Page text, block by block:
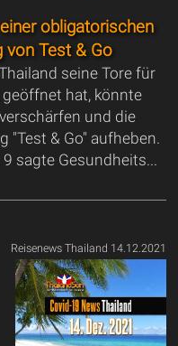
obligatorischen
von Test & Go
seine Tore für
hat, könnte
und die
"Test & Go" aufheben.
sagte Gesundheits...
Reisenews Thailand 14.12.2021